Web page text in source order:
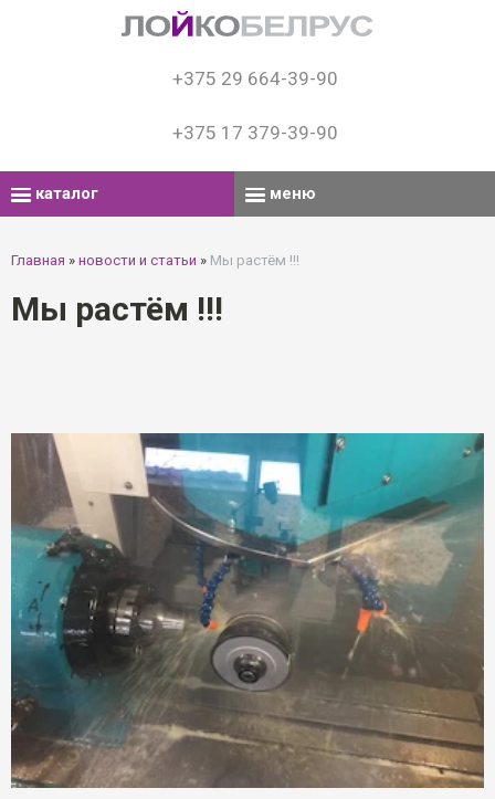
+375 29 664-39-90
+375 17 379-39-90
каталог меню
Главная » новости и статьи » Мы растём !!!
Мы растём !!!